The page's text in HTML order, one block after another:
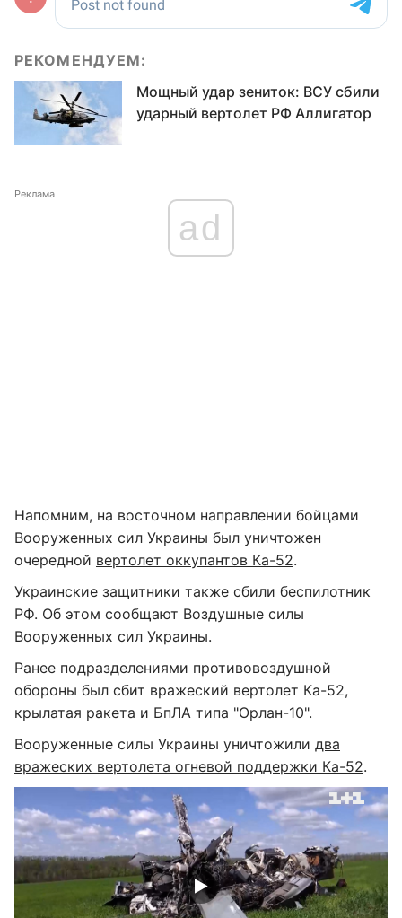
РЕКОМЕНДУЕМ:
Мощный удар зениток: ВСУ сбили
ударный вертолет РФ Аллигатор
Реклама
ad
Напомним, на восточном направлении бойцами
Вооруженных сил Украины был уничтожен
очередной вертолет оккупантов Ка-52.
Украинские защитники также сбили беспилотник
РФ. Об этом сообщают Воздушные силы
Вооруженных сил Украины.
Ранее подразделениями противовоздушной
обороны был сбит вражеский вертолет Ка-52,
крылатая ракета и БпЛА типа "Орлан-10".
Вооруженные силы Украины уничтожили два
вражеских вертолета огневой поддержки Ка-52.